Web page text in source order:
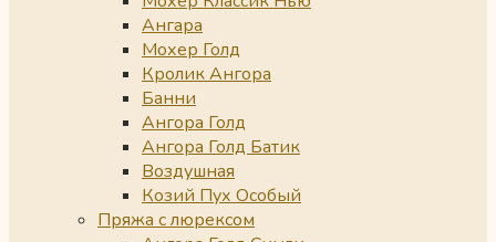
Ангара
Мохер Голд
Кролик Ангора
Банни
Ангора Голд
Ангора Голд Батик
Воздушная
Козий Пух Особый
Пряжа с люрексом